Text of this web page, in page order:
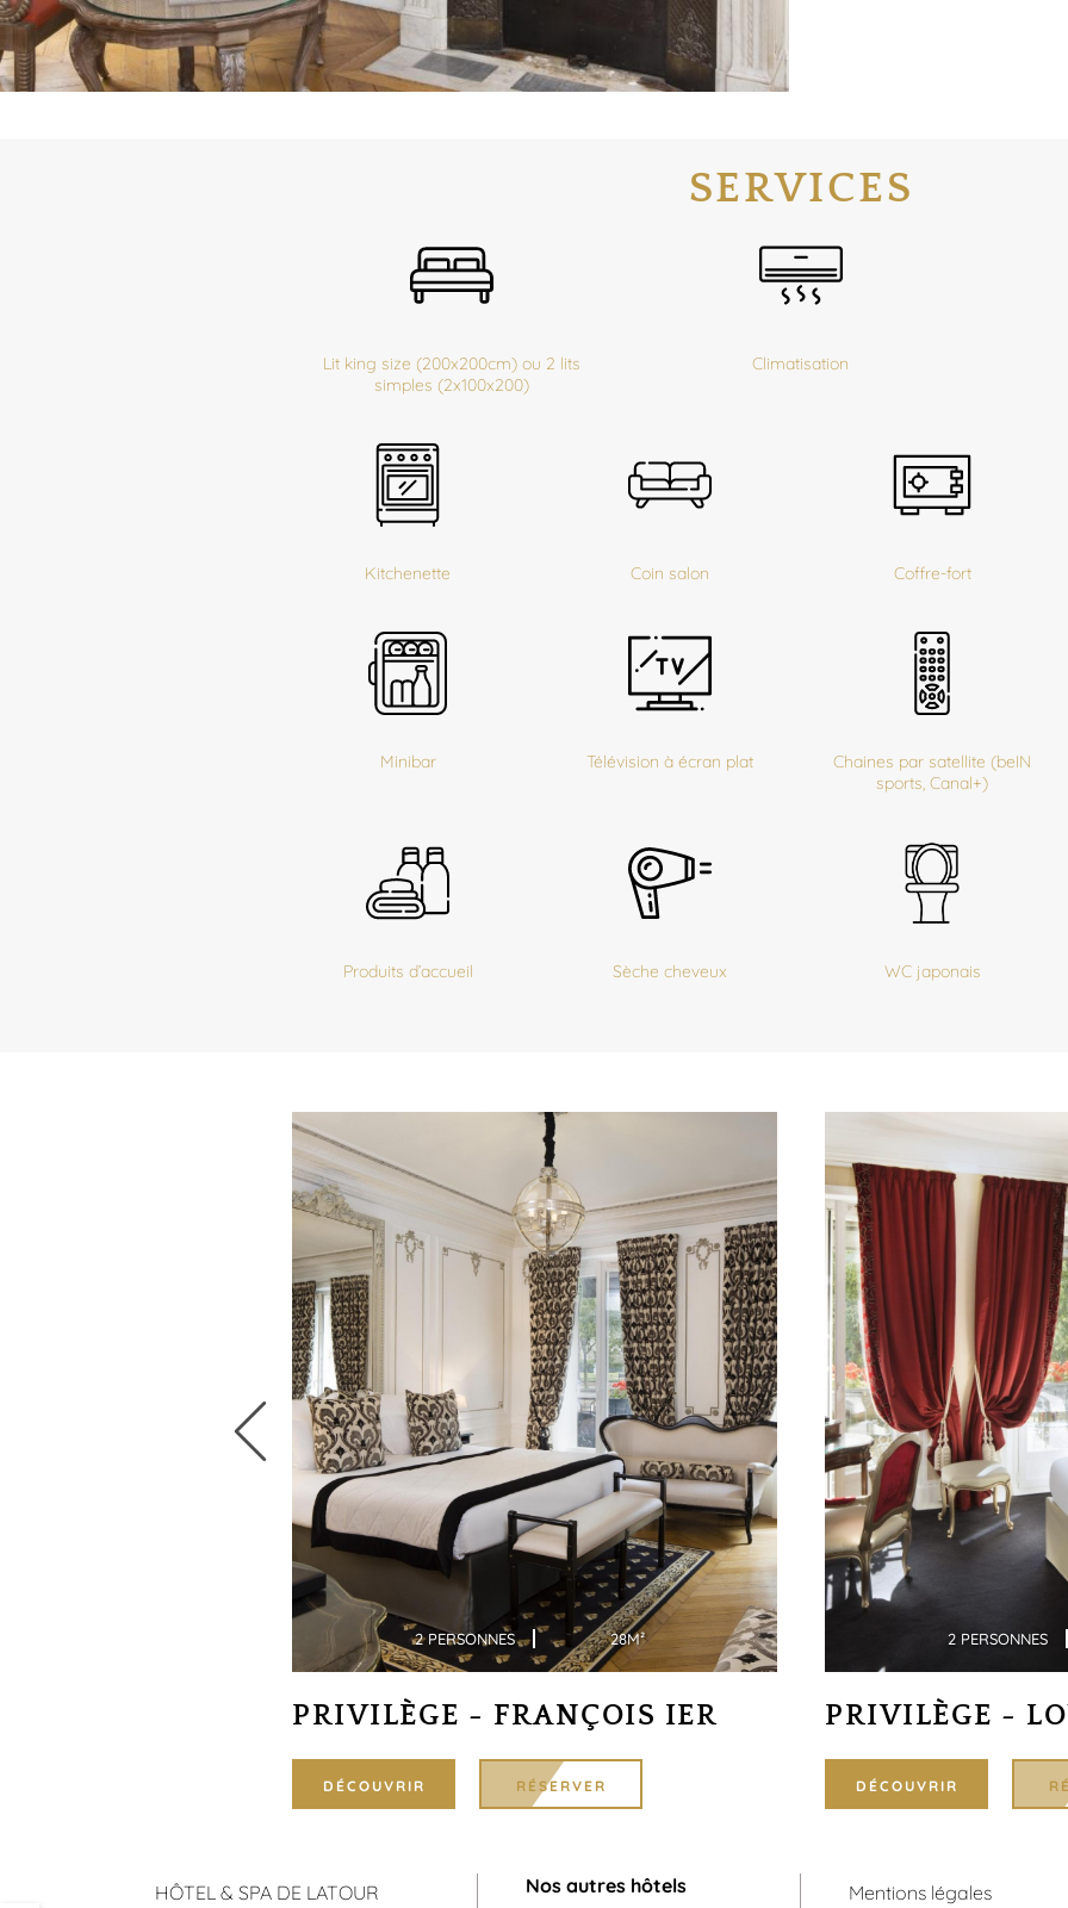
SERVICES
Lit king size (200x200cm) ou 2 lits
simples (2x100x200)
Climatisation
Kitchenette Coin salon Coffre-fort
Minibar Télévision à écran plat
Chaines par satellite (beIN
sports, Canal+)
Produits d’accueil Sèche cheveux WC japonais
2 PERSONNES 28M²
PRIVILÈGE - FRANÇOIS IER
DÉCOUVRIR RÉSERVER
2 PERSONNES
PRIVILÈGE -
DÉCOUVRIR
HÔTEL & SPA DE LATOUR Nos autres hôtels Mentions légales